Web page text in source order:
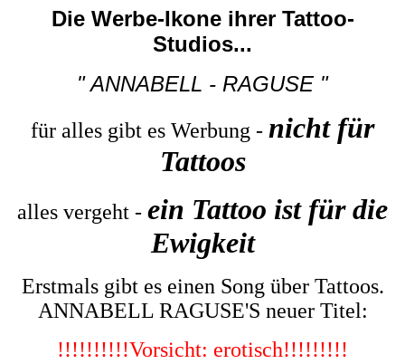
Die Werbe-Ikone ihrer Tattoo-
Studios...
" ANNABELL - RAGUSE "
für alles gibt es Werbung - nicht für
Tattoos
alles vergeht - ein Tattoo ist für die
Ewigkeit
Erstmals gibt es einen Song über Tattoos.
ANNABELL RAGUSE'S neuer Titel:
!!!!!!!!!!Vorsicht: erotisch!!!!!!!!!